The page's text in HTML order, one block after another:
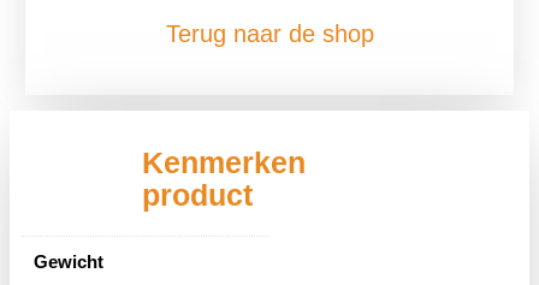
Terug naar de shop
Kenmerken
product
Gewicht